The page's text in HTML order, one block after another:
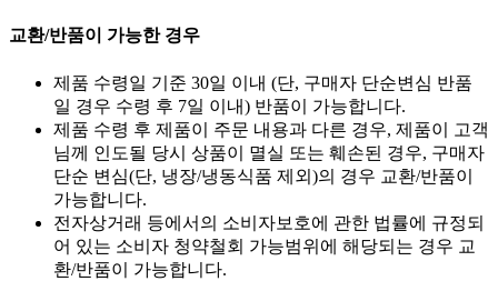
교환/반품이 가능한 경우
제품 수령일 기준 30일 이내 (단, 구매자 단순변심 반품
일 경우 수령 후 7일 이내) 반품이 가능합니다.
제품 수령 후 제품이 주문 내용과 다른 경우, 제품이 고객
님께 인도될 당시 상품이 멸실 또는 훼손된 경우, 구매자
단순 변심(단, 냉장/냉동식품 제외)의 경우 교환/반품이
가능합니다.
전자상거래 등에서의 소비자보호에 관한 법률에 규정되
어 있는 소비자 청약철회 가능범위에 해당되는 경우 교
환/반품이 가능합니다.